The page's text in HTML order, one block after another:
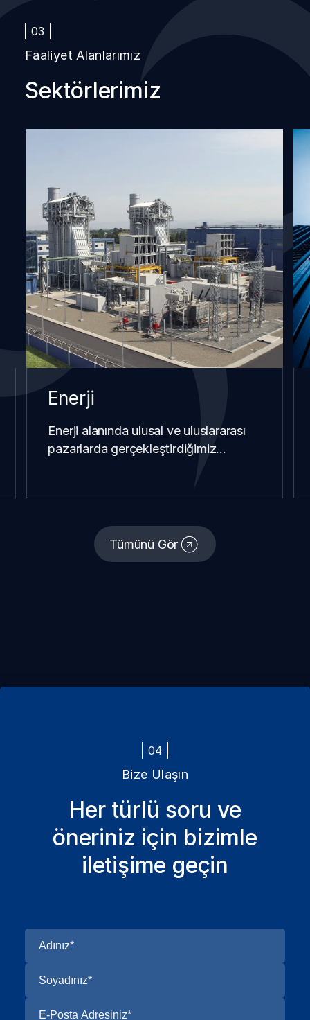
03
Faaliyet Alanlarımız
Sektörlerimiz
Enerji
Enerji alanında ulusal ve uluslararası
pazarlarda gerçekleştirdiğimiz…
Tümünü Gör
04
Bize Ulaşın
Her türlü soru ve
öneriniz için bizimle
iletişime geçin